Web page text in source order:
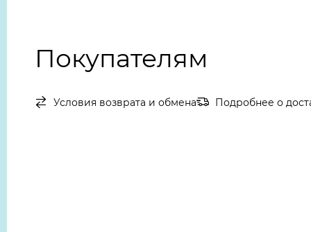
Покупателям
Условия возврата и обмена Подробнее о